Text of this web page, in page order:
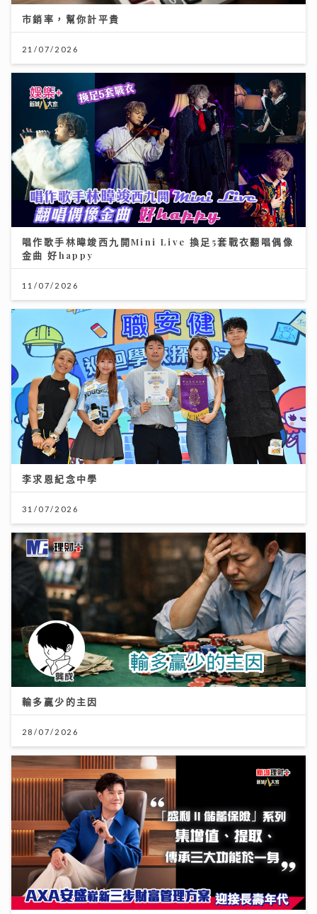
市銷率，幫你計平貴
21/07/2026
唱作歌手林暐竣西九開Mini Live 換足5套戰衣翻唱偶像
金曲 好happy
11/07/2026
李求恩紀念中學
31/07/2026
輸多贏少的主因
28/07/2026